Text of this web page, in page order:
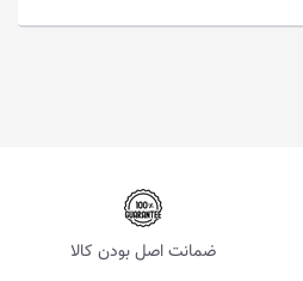
ضمانت اصل بودن کالا